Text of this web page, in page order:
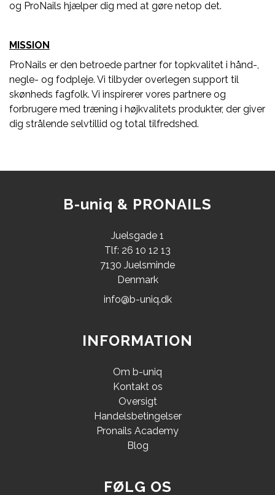
og ProNails hjælper dig med at gøre netop det.
MISSION
ProNails er den betroede partner for topkvalitet i hånd-,
negle- og fodpleje. Vi tilbyder overlegen support til
skønheds fagfolk. Vi inspirerer vores partnere og
forbrugere med træning i højkvalitets produkter, der giver
dig strålende selvtillid og total tilfredshed.
B-uniq & PRONAILS
Juelsgade 1
Tlf: 26 10 12 13
7130 Juelsminde
Denmark
info@b-uniq.dk
INFORMATION
Om b-uniq
Kontakt os
Oversigt
Handelsbetingelser
Pronails Academy
Blog
FØLG OS